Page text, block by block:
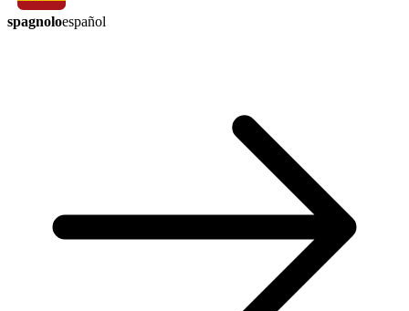
spagnoloespañol